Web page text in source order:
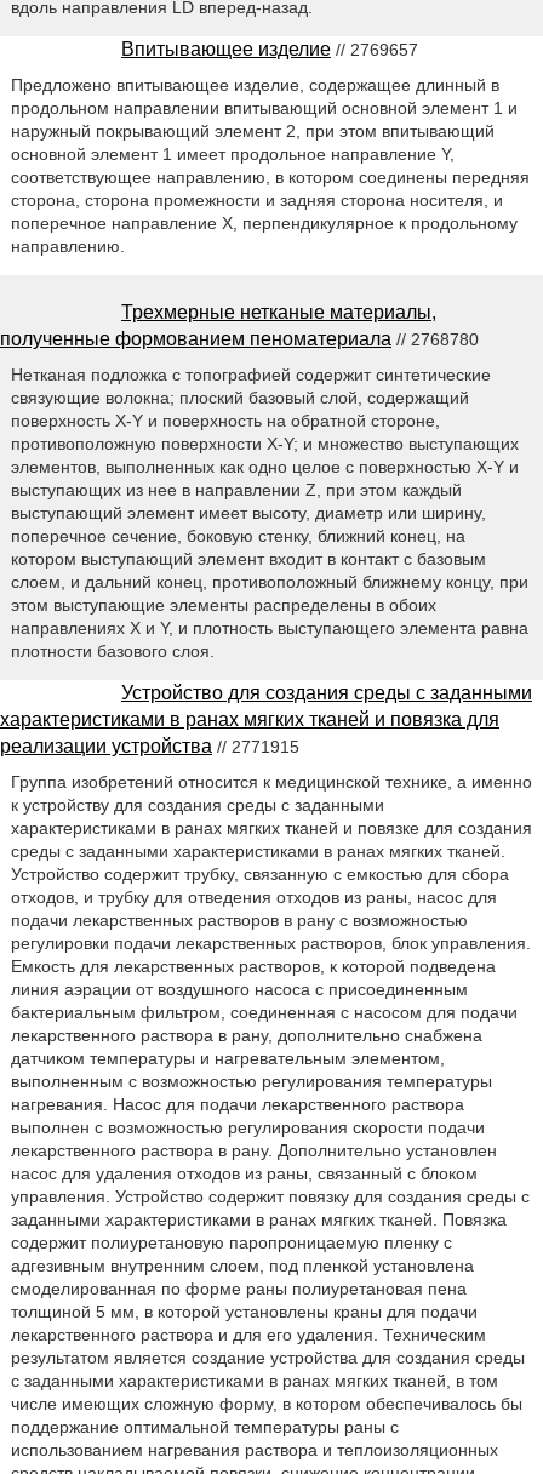
вдоль направления LD вперед-назад.
Впитывающее изделие // 2769657
Предложено впитывающее изделие, содержащее длинный в
продольном направлении впитывающий основной элемент 1 и
наружный покрывающий элемент 2, при этом впитывающий
основной элемент 1 имеет продольное направление Y,
соответствующее направлению, в котором соединены передняя
сторона, сторона промежности и задняя сторона носителя, и
поперечное направление Х, перпендикулярное к продольному
направлению.
Трехмерные нетканые материалы,
полученные формованием пеноматериала // 2768780
Нетканая подложка с топографией содержит синтетические
связующие волокна; плоский базовый слой, содержащий
поверхность X-Y и поверхность на обратной стороне,
противоположную поверхности X-Y; и множество выступающих
элементов, выполненных как одно целое с поверхностью Х-Y и
выступающих из нее в направлении Z, при этом каждый
выступающий элемент имеет высоту, диаметр или ширину,
поперечное сечение, боковую стенку, ближний конец, на
котором выступающий элемент входит в контакт с базовым
слоем, и дальний конец, противоположный ближнему концу, при
этом выступающие элементы распределены в обоих
направлениях Х и Y, и плотность выступающего элемента равна
плотности базового слоя.
Устройство для создания среды с заданными
характеристиками в ранах мягких тканей и повязка для
реализации устройства // 2771915
Группа изобретений относится к медицинской технике, а именно
к устройству для создания среды с заданными
характеристиками в ранах мягких тканей и повязке для создания
среды с заданными характеристиками в ранах мягких тканей.
Устройство содержит трубку, связанную с емкостью для сбора
отходов, и трубку для отведения отходов из раны, насос для
подачи лекарственных растворов в рану с возможностью
регулировки подачи лекарственных растворов, блок управления.
Емкость для лекарственных растворов, к которой подведена
линия аэрации от воздушного насоса с присоединенным
бактериальным фильтром, соединенная с насосом для подачи
лекарственного раствора в рану, дополнительно снабжена
датчиком температуры и нагревательным элементом,
выполненным с возможностью регулирования температуры
нагревания. Насос для подачи лекарственного раствора
выполнен с возможностью регулирования скорости подачи
лекарственного раствора в рану. Дополнительно установлен
насос для удаления отходов из раны, связанный с блоком
управления. Устройство содержит повязку для создания среды с
заданными характеристиками в ранах мягких тканей. Повязка
содержит полиуретановую паропроницаемую пленку с
адгезивным внутренним слоем, под пленкой установлена
смоделированная по форме раны полиуретановая пена
толщиной 5 мм, в которой установлены краны для подачи
лекарственного раствора и для его удаления. Техническим
результатом является создание устройства для создания среды
с заданными характеристиками в ранах мягких тканей, в том
числе имеющих сложную форму, в котором обеспечивалось бы
поддержание оптимальной температуры раны с
использованием нагревания раствора и теплоизоляционных